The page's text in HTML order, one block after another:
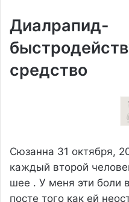
Диалрапид-
средство
Сюзанна 31 октября,
каждый второй
шее . У меня эти боли
посте того как ей